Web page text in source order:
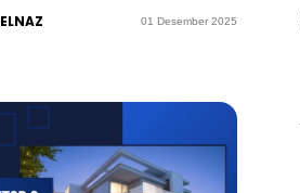
01 Desember 2025